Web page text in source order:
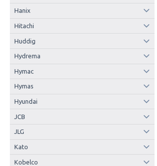
Hanix
Hitachi
Huddig
Hydrema
Hymac
Hymas
Hyundai
JCB
JLG
Kato
Kobelco